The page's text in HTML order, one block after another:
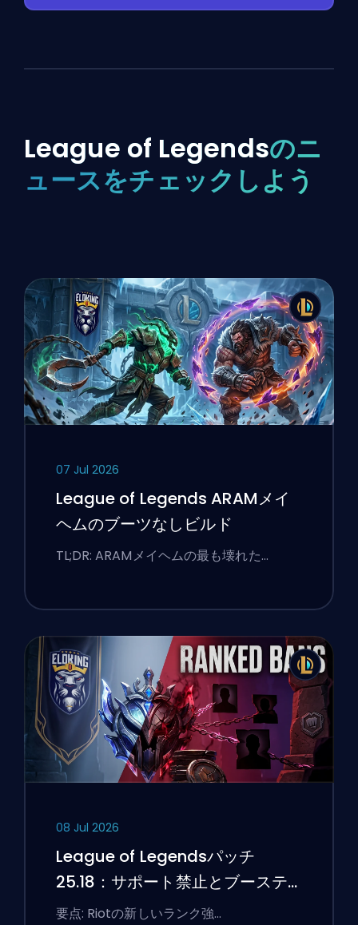
League of Legendsのニ
ュースをチェックしよう
07 Jul 2026
League of Legends ARAMメイ
ヘムのブーツなしビルド
TL;DR: ARAMメイヘムの最も壊れた…
08 Jul 2026
League of Legendsパッチ
25.18：サポート禁止とブーステ
ィングのフラグ
要点: Riotの新しいランク強…